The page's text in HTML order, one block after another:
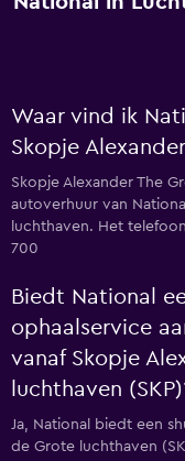
Waar vind ik
Skopje
Skopje Alexander The
autoverhuur van
luchthaven. Het
700
Biedt National
ophaalservice
vanaf Skopje
luchthaven
Ja, National biedt een
de Grote luchthaven